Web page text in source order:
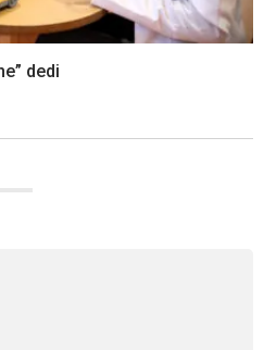
dedi